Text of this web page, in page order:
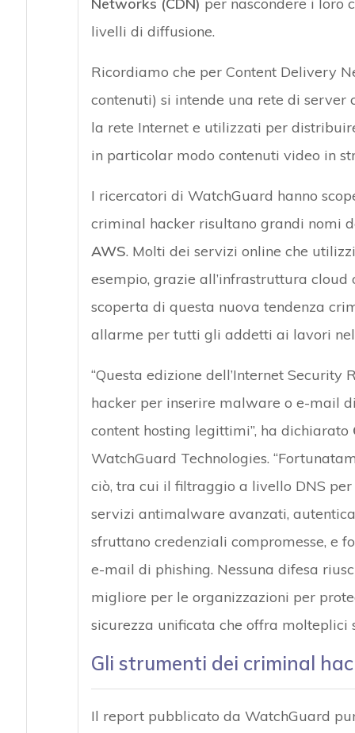
livelli di diffusione.
Ricordiamo che per Content Delivery
contenuti) si intende una rete di
la rete Internet e utilizzati per
in particolar modo contenuti video in
I ricercatori di WatchGuard hanno
criminal hacker risultano grandi nomi
AWS. Molti dei servizi online che
esempio, grazie all’infrastruttura
scoperta di questa nuova tendenza
allarme per tutti gli addetti ai lavori
“Questa edizione dell’Internet
hacker per inserire malware o e-mail
content hosting legittimi”, ha dichiarato
WatchGuard Technologies.
ciò, tra cui il filtraggio a livello DNS
servizi antimalware avanzati,
sfruttano credenziali compromesse, e
e-mail di phishing. Nessuna difesa
migliore per le organizzazioni per
sicurezza unificata che offra molteplici
Gli strumenti dei criminal
Il report pubblicato da WatchGuard